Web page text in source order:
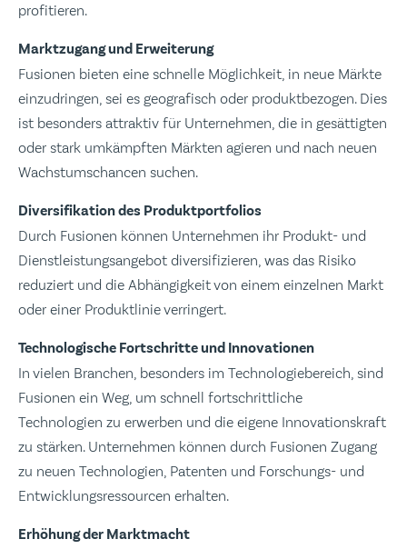
profitieren.
Marktzugang und Erweiterung
Fusionen bieten eine schnelle Möglichkeit, in neue Märkte
einzudringen, sei es geografisch oder produktbezogen. Dies
ist besonders attraktiv für Unternehmen, die in gesättigten
oder stark umkämpften Märkten agieren und nach neuen
Wachstumschancen suchen.
Diversifikation des Produktportfolios
Durch Fusionen können Unternehmen ihr Produkt- und
Dienstleistungsangebot diversifizieren, was das Risiko
reduziert und die Abhängigkeit von einem einzelnen Markt
oder einer Produktlinie verringert.
Technologische Fortschritte und Innovationen
In vielen Branchen, besonders im Technologiebereich, sind
Fusionen ein Weg, um schnell fortschrittliche
Technologien zu erwerben und die eigene Innovationskraft
zu stärken. Unternehmen können durch Fusionen Zugang
zu neuen Technologien, Patenten und Forschungs- und
Entwicklungsressourcen erhalten.
Erhöhung der Marktmacht